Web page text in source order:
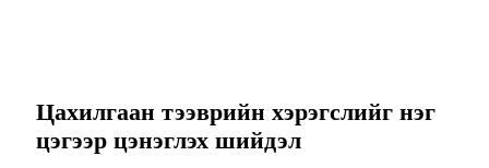
Цахилгаан тээврийн хэрэгслийг нэг
цэгээр цэнэглэх шийдэл